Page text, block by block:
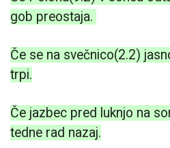
gob preostaja.
Če se na svečnico(2.2)
trpi.
Če jazbec pred luknjo na
tedne rad nazaj.